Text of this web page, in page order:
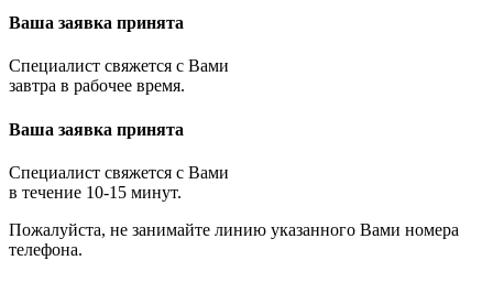
Ваша заявка принята
Специалист свяжется с Вами
завтра в рабочее время.
Ваша заявка принята
Специалист свяжется с Вами
в течение 10-15 минут.
Пожалуйста, не занимайте линию указанного Вами номера
телефона.